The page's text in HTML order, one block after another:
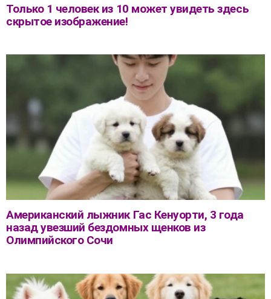
Только 1 человек из 10 может увидеть здесь
скрытое изображение!
Американский лыжник Гас Кенуорти, 3 года
назад увезший бездомных щенков из
Олимпийского Сочи